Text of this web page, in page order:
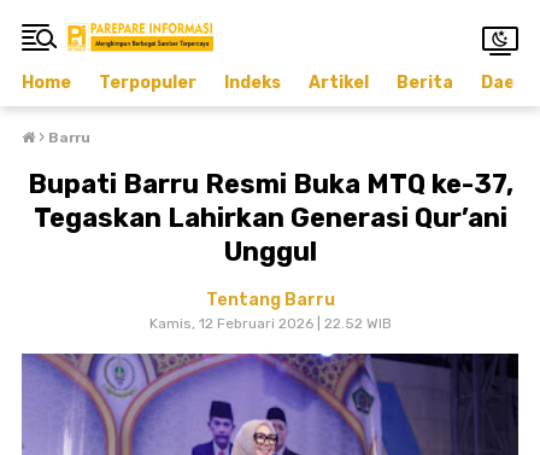
Home Terpopuler Indeks Artikel Berita
› Barru
Bupati Barru Resmi Buka MTQ ke-37,
Tegaskan Lahirkan Generasi Qur’ani
Unggul
Tentang Barru
Kamis, 12 Februari 2026 | 22.52 WIB